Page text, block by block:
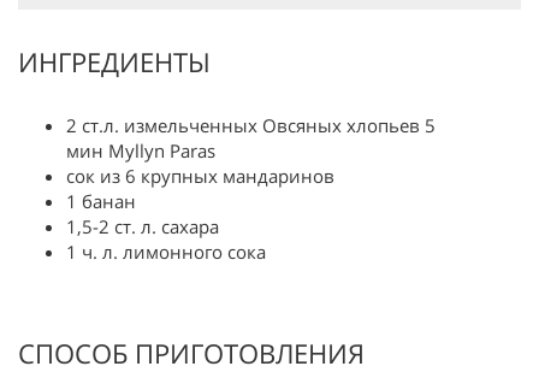
ИНГРЕДИЕНТЫ
2 ст.л. измельченных Овсяных хлопьев 5
мин Myllyn Paras
сок из 6 крупных мандаринов
1 банан
1,5-2 ст. л. сахара
1 ч. л. лимонного сока
СПОСОБ ПРИГОТОВЛЕНИЯ